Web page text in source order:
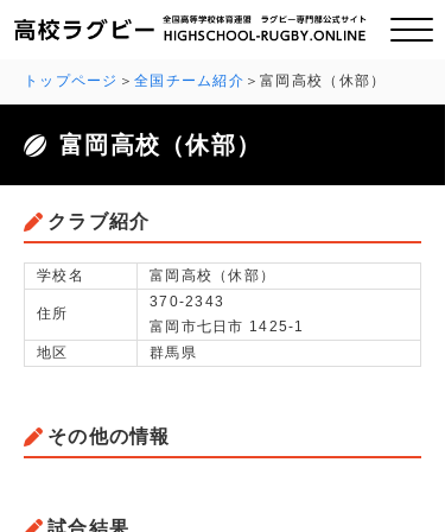
ご挨拶
大会情報
全国チーム紹介
チームグッズ
関連リンク
お問い合わせ
トップページ 全国チーム紹介 富岡高校（休部）
富岡高校（休部）
クラブ紹介
学校名 富岡高校（休部）
住所
370-2343
富岡市七日市 1425-1
地区
群馬県
その他の情報
試合結果